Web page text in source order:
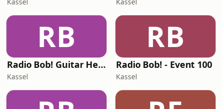
RB
Radio Bob! Guitar Heroes
Kassel
RB
Radio Bob! - Event 100
Kassel